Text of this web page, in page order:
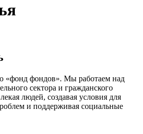
фондов». Мы работаем над
сектора и гражданского
людей, создавая условия для
и поддерживая социальные